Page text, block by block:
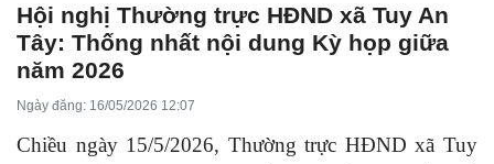
Hội nghị Thường trực HĐND xã Tuy An
Tây: Thống nhất nội dung Kỳ họp giữa
năm 2026
Ngày đăng: 16/05/2026 12:07
Chiều ngày 15/5/2026, Thường trực HĐND xã Tuy